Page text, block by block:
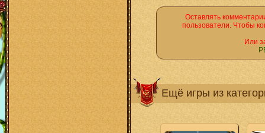
Оставлять
пользователи. Чтобы
Или
Ещё игры из